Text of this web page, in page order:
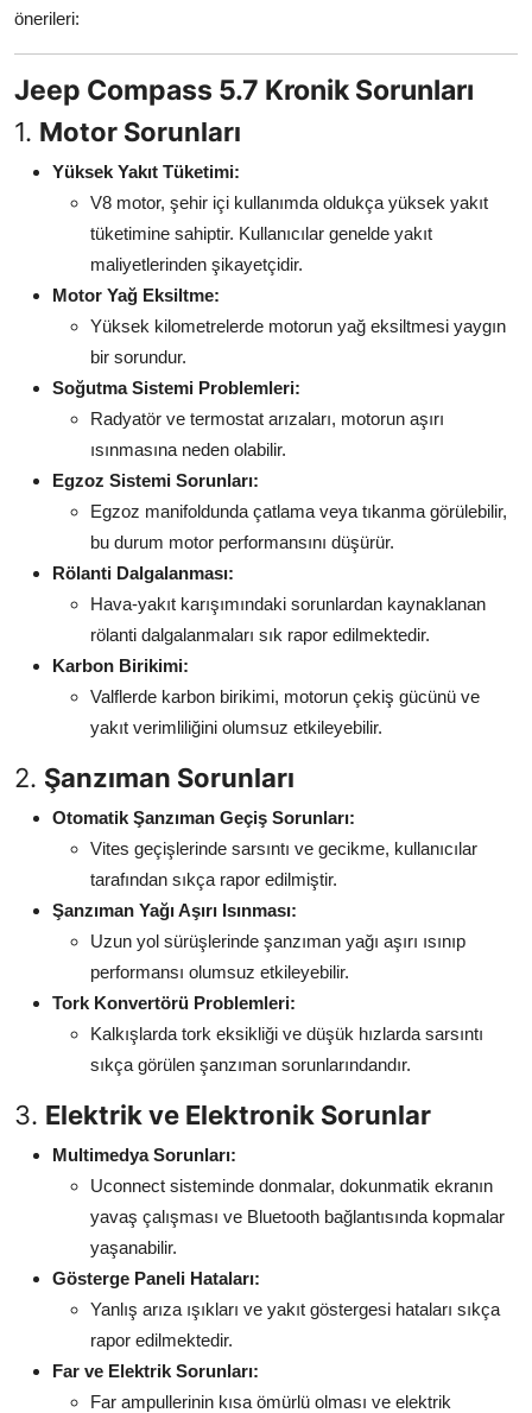
Şanzıman & Aktarma
Dizel Sistemler
Multimedya & Elektronik
önerileri:
Jeep Compass 5.7 Kronik Sorunları
1. Motor Sorunları
Yüksek Yakıt Tüketimi:
V8 motor, şehir içi kullanımda oldukça yüksek yakıt
tüketimine sahiptir. Kullanıcılar genelde yakıt
maliyetlerinden şikayetçidir.
Motor Yağ Eksiltme:
Yüksek kilometrelerde motorun yağ eksiltmesi yaygın
bir sorundur.
Soğutma Sistemi Problemleri:
Radyatör ve termostat arızaları, motorun aşırı
ısınmasına neden olabilir.
Egzoz Sistemi Sorunları:
Egzoz manifoldunda çatlama veya tıkanma görülebilir,
bu durum motor performansını düşürür.
Rölanti Dalgalanması:
Hava-yakıt karışımındaki sorunlardan kaynaklanan
rölanti dalgalanmaları sık rapor edilmektedir.
Karbon Birikimi:
Valflerde karbon birikimi, motorun çekiş gücünü ve
yakıt verimliliğini olumsuz etkileyebilir.
2. Şanzıman Sorunları
Otomatik Şanzıman Geçiş Sorunları:
Vites geçişlerinde sarsıntı ve gecikme, kullanıcılar
tarafından sıkça rapor edilmiştir.
Şanzıman Yağı Aşırı Isınması:
Uzun yol sürüşlerinde şanzıman yağı aşırı ısınıp
performansı olumsuz etkileyebilir.
Tork Konvertörü Problemleri:
Kalkışlarda tork eksikliği ve düşük hızlarda sarsıntı
sıkça görülen şanzıman sorunlarındandır.
3. Elektrik ve Elektronik Sorunlar
Multimedya Sorunları:
Uconnect sisteminde donmalar, dokunmatik ekranın
yavaş çalışması ve Bluetooth bağlantısında kopmalar
yaşanabilir.
Gösterge Paneli Hataları:
Yanlış arıza ışıkları ve yakıt göstergesi hataları sıkça
rapor edilmektedir.
Far ve Elektrik Sorunları:
Far ampullerinin kısa ömürlü olması ve elektrik